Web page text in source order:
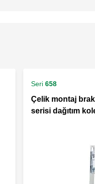
Seri 658
Çelik montaj
serisi dağıtım